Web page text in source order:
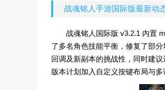
战魂铭人手游国际版最新动
战魂铭人国际版 v3.2.1 内置
了多名角色技能平衡，修复了部
回调及新副本的挑战性，同时建
版本计划加入自定义按键布局与多